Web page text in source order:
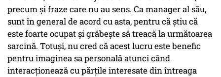
precum și fraze care nu au sens. Ca manager al său,
sunt în general de acord cu asta, pentru că știu că
este foarte ocupat și grăbește să treacă la următoarea
sarcină. Totuși, nu cred că acest lucru este benefic
pentru imaginea sa personală atunci când
interacționează cu părțile interesate din întreaga